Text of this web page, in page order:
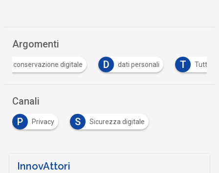
Argomenti
digitale D dati personali T Tutto su GDPR
Canali
P
Privacy S Sicurezza digitale
InnovAttori